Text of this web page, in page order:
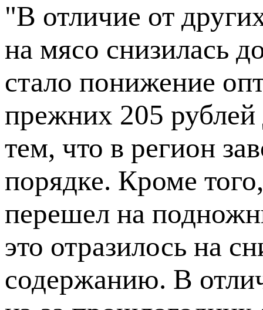
"В отличие от
на мясо снизилась
стало понижение
прежних 205 рублей
тем, что в регион
порядке. Кроме
перешел на
это отразилось на
содержанию. В